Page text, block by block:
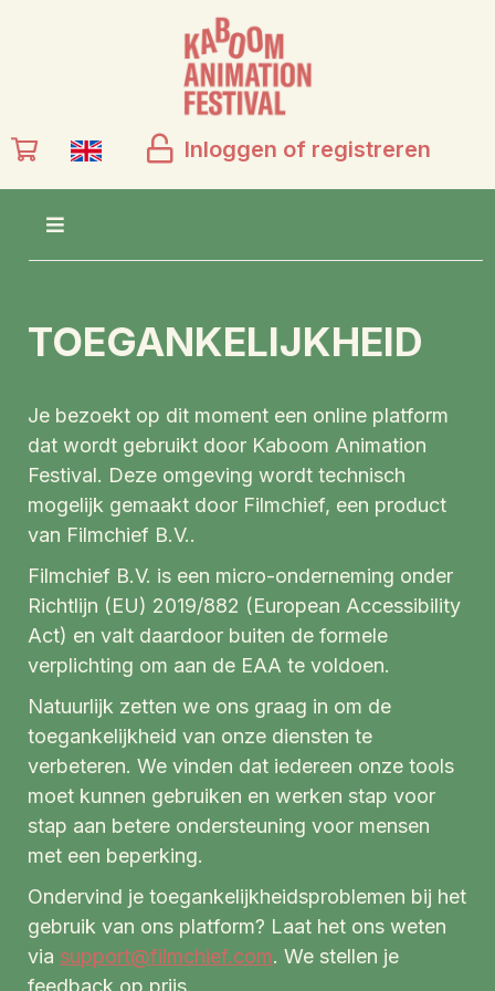
Inloggen of registreren
TOEGANKELIJKHEID
Je bezoekt op dit moment een online platform
dat wordt gebruikt door Kaboom Animation
Festival. Deze omgeving wordt technisch
mogelijk gemaakt door Filmchief, een product
van Filmchief B.V..
Filmchief B.V. is een micro-onderneming onder
Richtlijn (EU) 2019/882 (European Accessibility
Act) en valt daardoor buiten de formele
verplichting om aan de EAA te voldoen.
Natuurlijk zetten we ons graag in om de
toegankelijkheid van onze diensten te
verbeteren. We vinden dat iedereen onze tools
moet kunnen gebruiken en werken stap voor
stap aan betere ondersteuning voor mensen
met een beperking.
Ondervind je toegankelijkheidsproblemen bij het
gebruik van ons platform? Laat het ons weten
via support@filmchief.com. We stellen je
feedback op prijs.